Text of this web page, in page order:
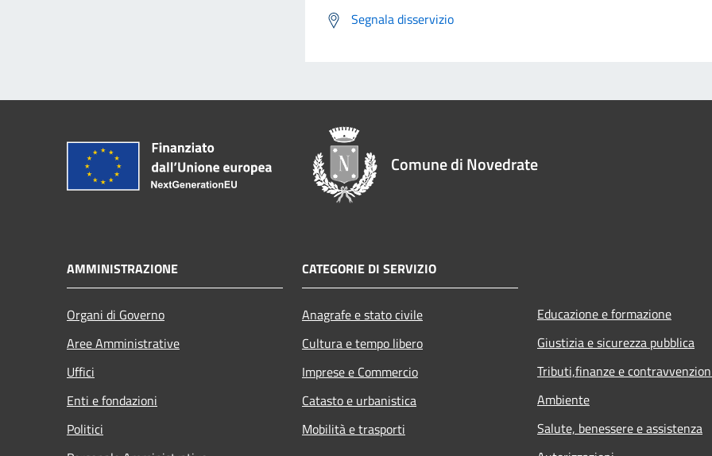
Segnala disservizio
Comune di Novedrate
AMMINISTRAZIONE
Organi di Governo
Aree Amministrative
Uffici
Enti e fondazioni
Politici
CATEGORIE DI SERVIZIO
Anagrafe e stato civile
Cultura e tempo libero
Imprese e Commercio
Catasto e urbanistica
Mobilità e trasporti
Educazione e formazione
Giustizia e sicurezza pubblica
Tributi,finanze e
Ambiente
Salute, benessere e assistenza